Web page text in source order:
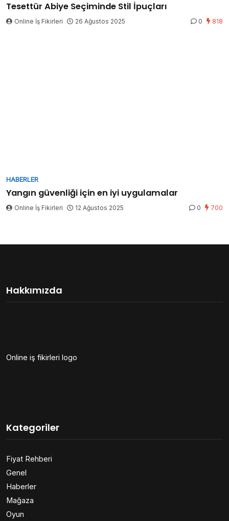
Tesettür Abiye Seçiminde Stil İpuçları
Online İş Fikirleri 26 Ağustos 2025 0 818
HABERLER
Yangın güvenliği için en iyi uygulamalar
Online İş Fikirleri 12 Ağustos 2025 0 700
Hakkımızda
Online iş fikirleri logo
Kategoriler
Fiyat Rehberi
Genel
Haberler
Mağaza
Oyun